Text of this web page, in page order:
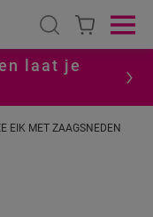
Open search
laat je
EIK MET ZAAGSNEDEN